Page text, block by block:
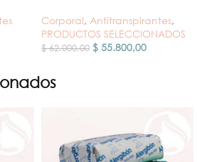
Corporal, Antitranspirantes,
PRODUCTOS SELECCIONADOS
$62.000,00 $ 55.800,00